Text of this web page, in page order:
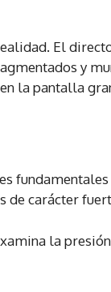
El
y
la pantalla
fundamentales
de carácter
la